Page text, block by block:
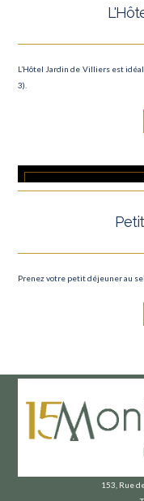
L’Hôtel Jardin de Villiers est
3).
Prenez votre petit déjeuner au
153, Rue